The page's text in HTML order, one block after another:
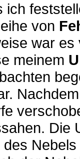
ich
von
war
meinem
Die